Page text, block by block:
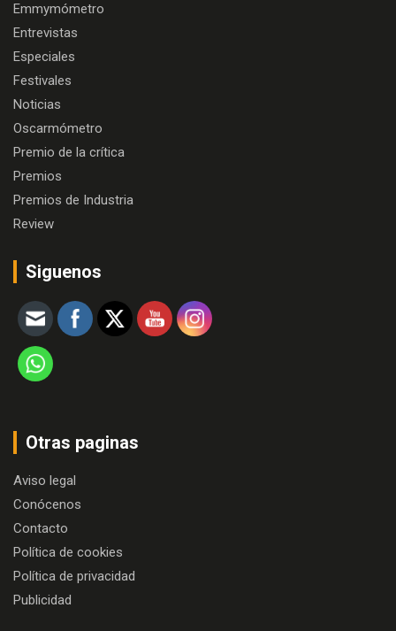
Emmymómetro
Entrevistas
Especiales
Festivales
Noticias
Oscarmómetro
Premio de la crítica
Premios
Premios de Industria
Review
Siguenos
Otras paginas
Aviso legal
Conócenos
Contacto
Política de cookies
Política de privacidad
Publicidad